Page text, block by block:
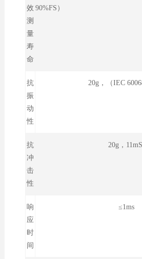
效
测
量
寿
命
抗
振
动
性
20g，（IEC
抗
冲
击
性
20g，11mS
响
应
时
间
≤1ms